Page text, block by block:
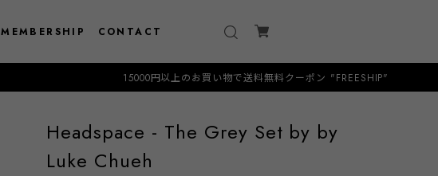
MEMBERSHIP CONTACT
15000円以上のお買い物で送料無料クーポン "FREESHIP"
Headspace - The Grey Set by by
Luke Chueh